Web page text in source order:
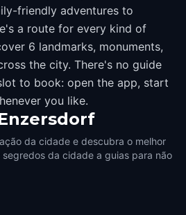
friendly adventures to
a route for every kind of
6 landmarks, monuments,
the city. There's no guide
to book: open the app, start
you like.
da cidade e descubra o melhor
da cidade a guias para não